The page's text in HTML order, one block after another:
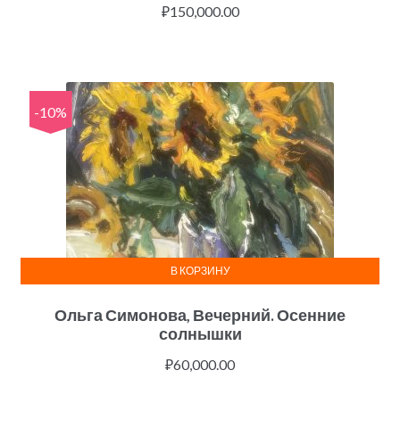
₽150,000.00
-10%
Ольга Симонова, Вечерний. Осенние
солнышки
₽60,000.00
В КОРЗИНУ